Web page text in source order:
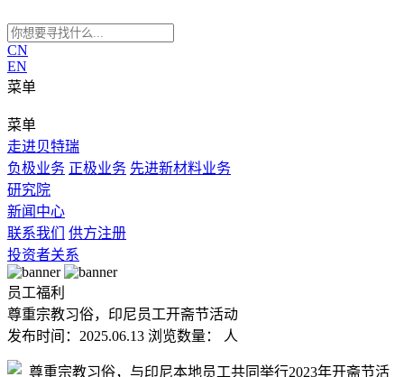
CN
EN
菜单
菜单
走进贝特瑞
负极业务 正极业务 先进新材料业务
研究院
新闻中心
联系我们
供方注册
投资者关系
员工福利
尊重宗教习俗，印尼员工开斋节活动
发布时间：2025.06.13 浏览数量： 人